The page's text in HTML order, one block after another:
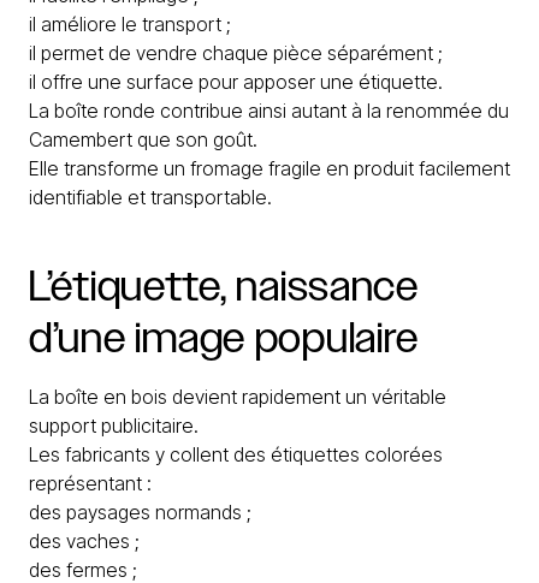
il améliore le transport ;
il permet de vendre chaque pièce séparément ;
il offre une surface pour apposer une étiquette.
La boîte ronde contribue ainsi autant à la renommée du
Camembert que son goût.
Elle transforme un fromage fragile en produit facilement
identifiable et transportable.
L’étiquette, naissance
d’une image populaire
La boîte en bois devient rapidement un véritable
support publicitaire.
Les fabricants y collent des étiquettes colorées
représentant :
des paysages normands ;
des vaches ;
des fermes ;